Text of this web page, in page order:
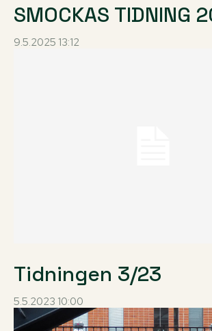
SMOCKAS TIDNING
9.5.2025 13:12
Tidningen 3/23
5.5.2023 10:00